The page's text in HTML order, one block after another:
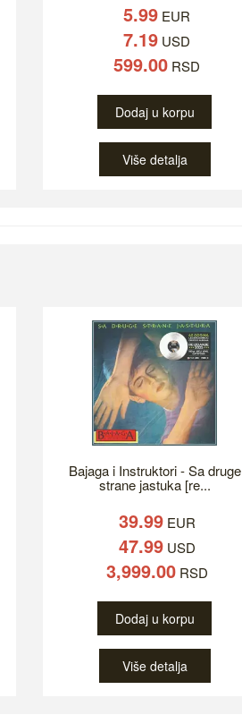
5.99 EUR
7.19 USD
599.00 RSD
Dodaj u korpu
Više detalja
Bajaga i Instruktori - Sa druge
strane jastuka [re...
39.99EUR
47.99USD
3,999.00RSD
Dodaj u korpu
Više detalja